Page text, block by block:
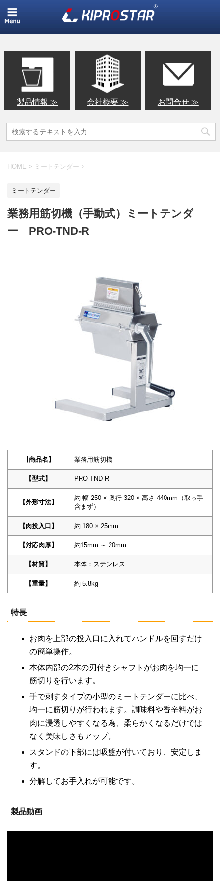
製品情報 ≫ 会社概要 ≫ お問合せ ≫
HOME > ミートテンダー >
ミートテンダー
業務用筋切機（手動式）ミートテンダ
ー PRO-TND-R
【商品名】 業務用筋切機
【型式】 PRO-TND-R
【外形寸法】
約 幅 250 × 奥行 320 × 高さ 440mm（取っ手
含まず）
【肉投入口】 約 180 × 25mm
【対応肉厚】 約15mm ～ 20mm
【材質】 本体：ステンレス
【重量】 約 5.8kg
特長
お肉を上部の投入口に入れてハンドルを回すだけ
の簡単操作。
本体内部の2本の刃付きシャフトがお肉を均一に
筋切りを行います。
手で刺すタイプの小型のミートテンダーに比べ、
均一に筋切りが行われます。調味料や香辛料がお
肉に浸透しやすくなる為、柔らかくなるだけでは
なく美味しさもアップ。
スタンドの下部には吸盤が付いており、安定しま
す。
分解してお手入れが可能です。
製品動画